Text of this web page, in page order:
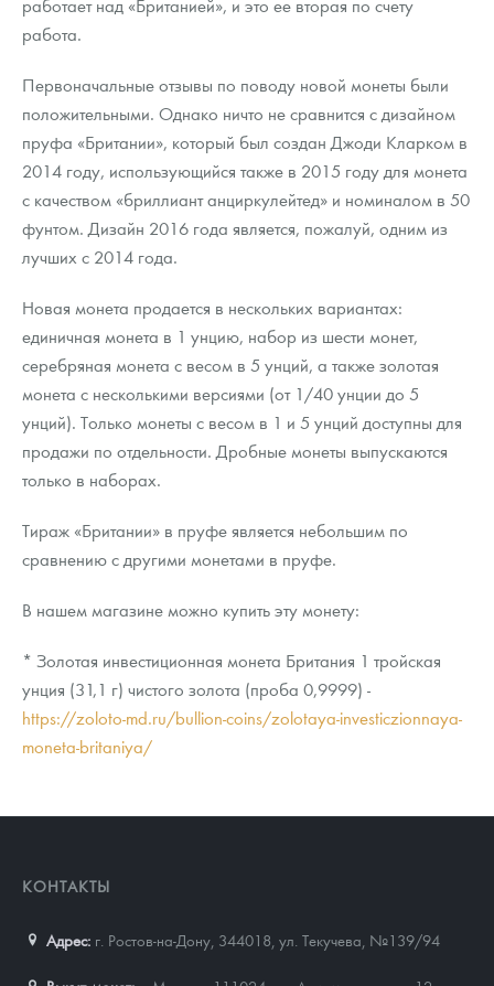
работает над «Британией», и это ее вторая по счету
работа.
Первоначальные отзывы по поводу новой монеты были
положительными. Однако ничто не сравнится с дизайном
пруфа «Британии», который был создан Джоди Кларком в
2014 году, использующийся также в 2015 году для монета
с качеством «бриллиант анциркулейтед» и номиналом в 50
фунтом. Дизайн 2016 года является, пожалуй, одним из
лучших с 2014 года.
Новая монета продается в нескольких вариантах:
единичная монета в 1 унцию, набор из шести монет,
серебряная монета с весом в 5 унций, а также золотая
монета с несколькими версиями (от 1/40 унции до 5
унций). Только монеты с весом в 1 и 5 унций доступны для
продажи по отдельности. Дробные монеты выпускаются
только в наборах.
Тираж «Британии» в пруфе является небольшим по
сравнению с другими монетами в пруфе.
В нашем магазине можно купить эту монету:
* Золотая инвестиционная монета Британия 1 тройская
унция (31,1 г) чистого золота (проба 0,9999) -
https://zoloto-md.ru/bullion-coins/zolotaya-investiczionnaya-
moneta-britaniya/
КОНТАКТЫ
Адрес: г. Ростов-на-Дону, 344018 ул. Текучева, №139/94